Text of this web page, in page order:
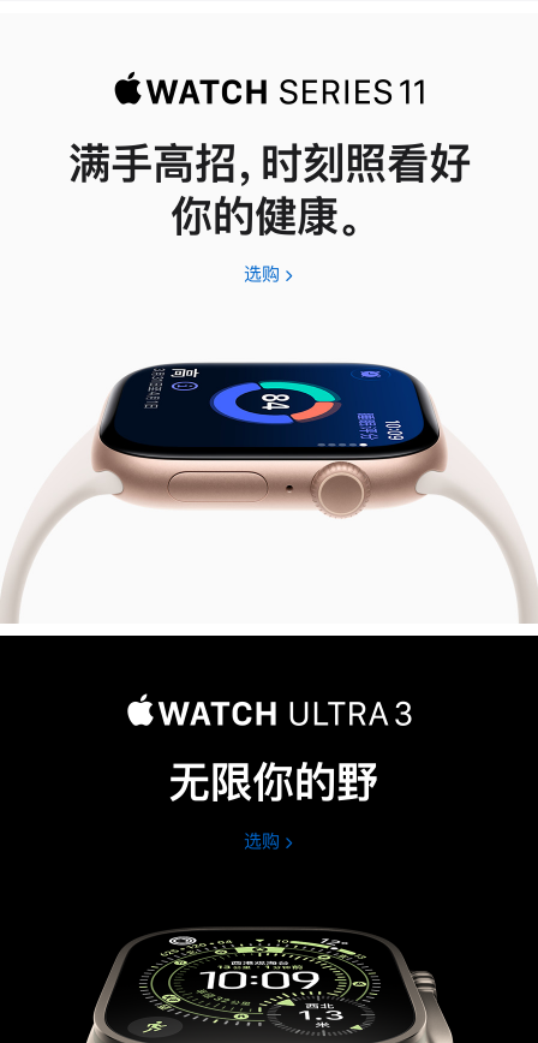
满手高招，时刻照看好
你的健康。
选购 Apple
11
无限你的野
选购 Apple
3